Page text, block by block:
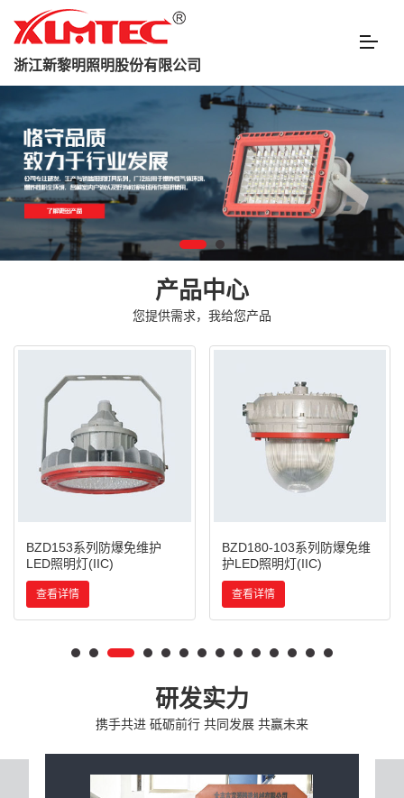
浙江新黎明照明股份有限公司
产品中心
您提供需求，我给您产品
BZD153系列防爆免维护
LED照明灯(IIC)
查看详情
BZD180-103系列防爆免维
护LED照明灯(IIC)
查看详情
研发实力
携手共进 砥砺前行 共同发展 共赢未来